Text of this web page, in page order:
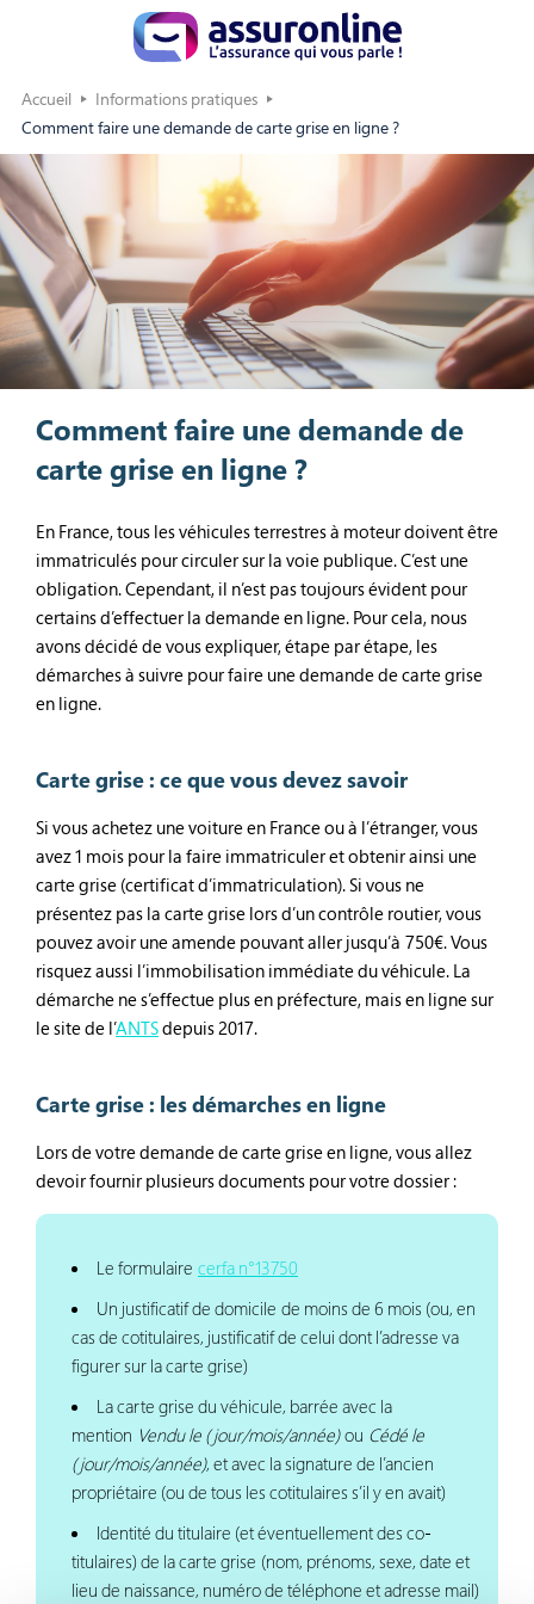
Accueil
Informations pratiques
Comment faire une demande de carte grise en ligne ?
Comment faire une demande de
carte grise en ligne ?
En France, tous les véhicules terrestres à moteur doivent être
immatriculés pour circuler sur la voie publique. C’est une
obligation. Cependant, il n’est pas toujours évident pour
certains d’effectuer la demande en ligne. Pour cela, nous
avons décidé de vous expliquer, étape par étape, les
démarches à suivre pour faire une demande de carte grise
en ligne.
Carte grise : ce que vous devez savoir
Si vous achetez une voiture en France ou à l’étranger, vous
avez 1 mois pour la faire immatriculer et obtenir ainsi une
carte grise (certificat d’immatriculation). Si vous ne
présentez pas la carte grise lors d’un contrôle routier, vous
pouvez avoir une amende pouvant aller jusqu’à 750€. Vous
risquez aussi l’immobilisation immédiate du véhicule. La
démarche ne s’effectue plus en préfecture, mais en ligne sur
le site de l’ANTSdepuis 2017.
Carte grise : les démarches en ligne
Lors de votre demande de carte grise en ligne, vous allez
devoir fournir plusieurs documents pour votre dossier :
Le formulaire cerfa n°13750
Un justificatif de domicile de moins de 6 mois (ou, en
cas de cotitulaires, justificatif de celui dont l’adresse va
figurer sur la carte grise)
La carte grise du véhicule, barrée avec la
mention Vendu le (jour/mois/année)ou Cédé le
(jour/mois/année), et avec la signature de l’ancien
propriétaire (ou de tous les cotitulaires s’il y en avait)
Identité du titulaire (et éventuellement des co-
titulaires) de la carte grise (nom, prénoms, sexe, date et
lieu de naissance, numéro de téléphone et adresse mail)